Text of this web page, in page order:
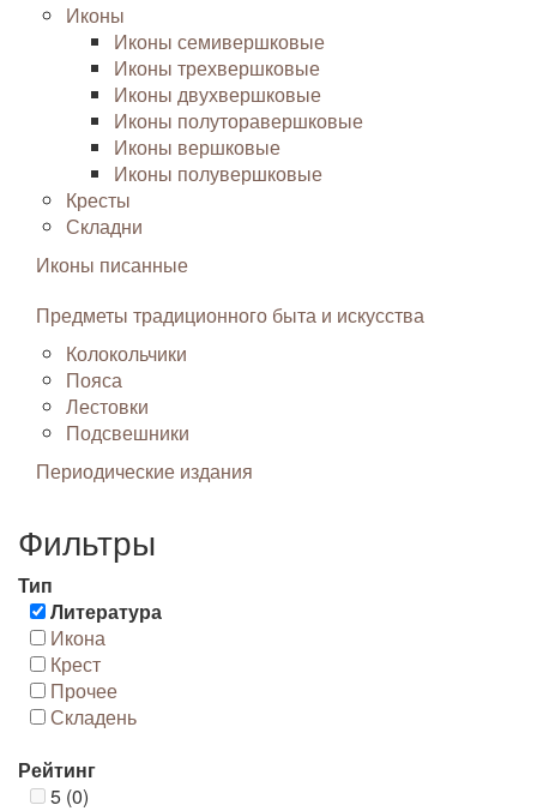
Иконы
Иконы семивершковые
Иконы трехвершковые
Иконы двухвершковые
Иконы полуторавершковые
Иконы вершковые
Иконы полувершковые
Кресты
Складни
Иконы писанные
Предметы традиционного быта и искусства
Колокольчики
Пояса
Лестовки
Подсвешники
Периодические издания
Фильтры
Тип
Литература
Икона
Крест
Прочее
Складень
Рейтинг
5 (0)